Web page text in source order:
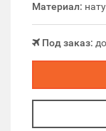
Материал:
Под заказ: